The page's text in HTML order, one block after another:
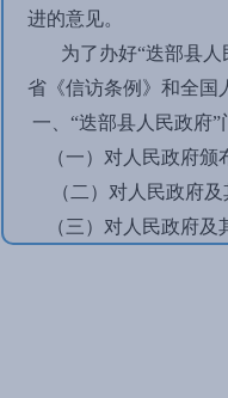
进的意见。
为了办好“迭部县人
省《信访条例》和全国
一、“迭部县人民政府
（一）对人民政府颁
（二）对人民政府及
（三）对人民政府及